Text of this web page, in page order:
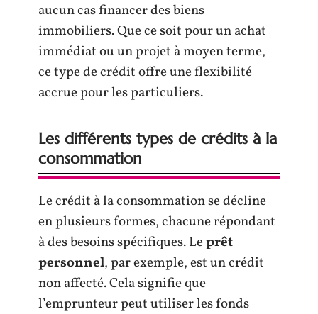
aucun cas financer des biens
immobiliers. Que ce soit pour un achat
immédiat ou un projet à moyen terme,
ce type de crédit offre une flexibilité
accrue pour les particuliers.
Les différents types de crédits à la
consommation
Le crédit à la consommation se décline
en plusieurs formes, chacune répondant
à des besoins spécifiques. Leprêt
personnel, par exemple, est un crédit
non affecté. Cela signifie que
l’emprunteur peut utiliser les fonds